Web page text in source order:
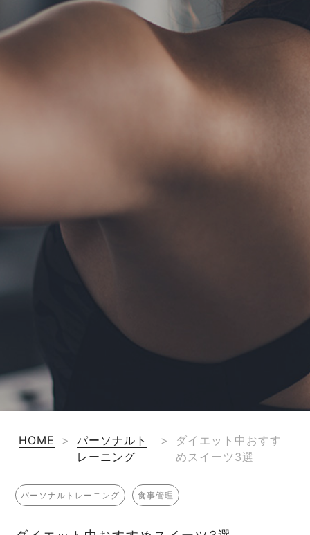
HOME >
パーソナルト
レーニング
>
ダイエット中おすす
めスイーツ3選
パーソナルトレーニング 食事管理
TERMS